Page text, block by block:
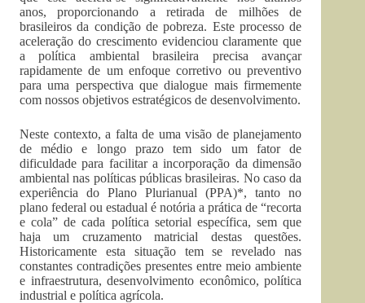
anos, proporcionando a retirada de milhões de
brasileiros da condição de pobreza. Este processo de
aceleração do crescimento evidenciou claramente que
a política ambiental brasileira precisa avançar
rapidamente de um enfoque corretivo ou preventivo
para uma perspectiva que dialogue mais firmemente
com nossos objetivos estratégicos de desenvolvimento.
Neste contexto, a falta de uma visão de planejamento
de médio e longo prazo tem sido um fator de
dificuldade para facilitar a incorporação da dimensão
ambiental nas políticas públicas brasileiras. No caso da
experiência do Plano Plurianual (PPA)*, tanto no
plano federal ou estadual é notória a prática de “recorta
e cola” de cada política setorial específica, sem que
haja um cruzamento matricial destas questões.
Historicamente esta situação tem se revelado nas
constantes contradições presentes entre meio ambiente
e infraestrutura, desenvolvimento econômico, política
industrial e política agrícola.